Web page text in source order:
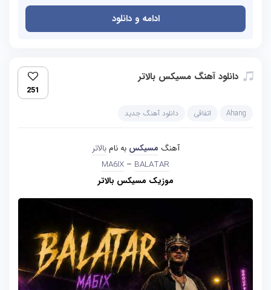
ادامه و دانلود
دانلود آهنگ مسیکس بالاتر
251
Ahang اتفاقی دانلود آهنگ جدید
آهنگ مسیکس به نامبالاتر
MA6IX – BALATAR
موزیک مسیکس بالاتر